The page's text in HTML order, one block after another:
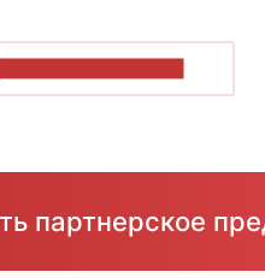
партнерское